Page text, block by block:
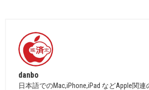
danbo
日本語でのMac,iPhone,iPad などApple関連